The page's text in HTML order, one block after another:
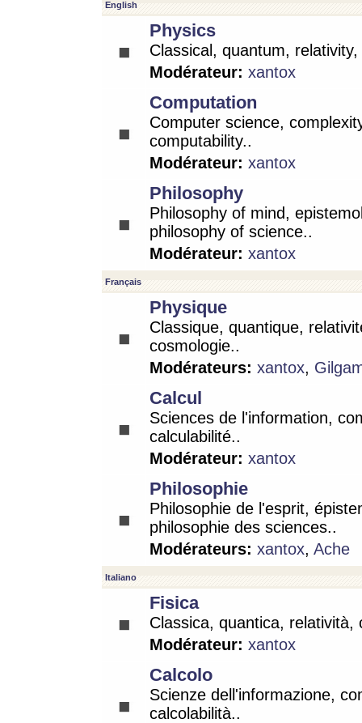
English
Physics
Classical, quantum,
Modérateur: xantox
Computation
Computer science,
computability..
Modérateur: xantox
Philosophy
Philosophy of mind,
philosophy of science..
Modérateur: xantox
Français
Physique
Classique, quantique,
cosmologie..
Modérateurs: xantox,
Calcul
Sciences de l'information,
calculabilité..
Modérateur: xantox
Philosophie
Philosophie de l'esprit,
philosophie des sciences..
Modérateurs: xantox, Ache
Italiano
Fisica
Classica, quantica, relatività,
Modérateur: xantox
Calcolo
Scienze dell'informazione,
calcolabilità..